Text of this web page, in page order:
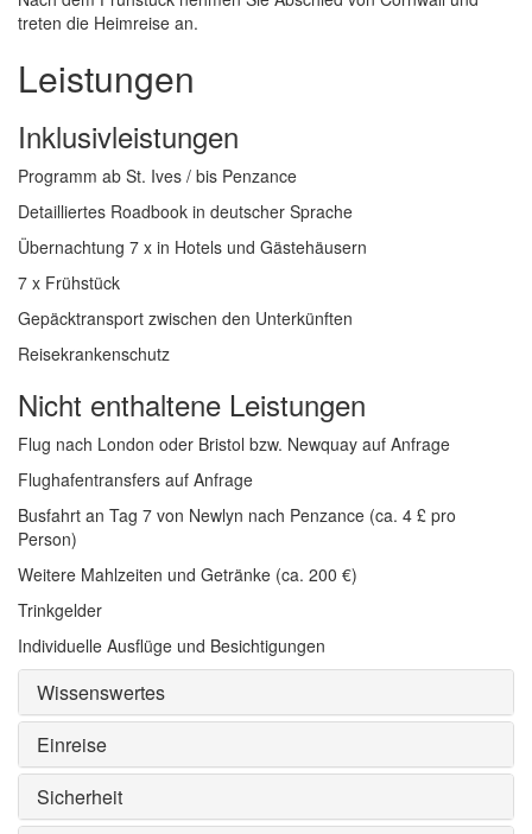
treten die Heimreise an.
Leistungen
Inklusivleistungen
Programm ab St. Ives / bis Penzance
Detailliertes Roadbook in deutscher Sprache
Übernachtung 7 x in Hotels und Gästehäusern
7 x Frühstück
Gepäcktransport zwischen den Unterkünften
Reisekrankenschutz
Nicht enthaltene Leistungen
Flug nach London oder Bristol bzw. Newquay auf Anfrage
Flughafentransfers auf Anfrage
Busfahrt an Tag 7 von Newlyn nach Penzance (ca. 4 £ pro
Person)
Weitere Mahlzeiten und Getränke (ca. 200 €)
Trinkgelder
Individuelle Ausflüge und Besichtigungen
Wissenswertes
Einreise
Sicherheit